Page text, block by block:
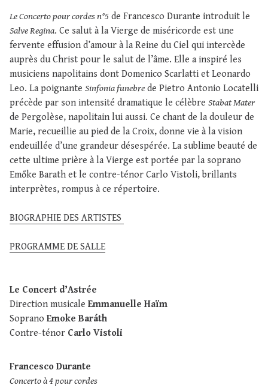
Le Concerto pour cordes n°5 de Francesco Durante introduit le
Salve Regina. Ce salut à la Vierge de miséricorde est une
fervente effusion d’amour à la Reine du Ciel qui intercède
auprès du Christ pour le salut de l’âme. Elle a inspiré les
musiciens napolitains dont Domenico Scarlatti et Leonardo
Leo. La poignante Sinfonia funebre de Pietro Antonio Locatelli
précède par son intensité dramatique le célèbre Stabat Mater
de Pergolèse, napolitain lui aussi. Ce chant de la douleur de
Marie, recueillie au pied de la Croix, donne vie à la vision
endeuillée d’une grandeur désespérée. La sublime beauté de
cette ultime prière à la Vierge est portée par la soprano
Emőke Barath et le contre-ténor Carlo Vistoli, brillants
interprètes, rompus à ce répertoire.
BIOGRAPHIE DES ARTISTES
PROGRAMME DE SALLE
Le Concert d’Astrée
Direction musicale Emmanuelle Haïm
Soprano Emoke Baráth
Contre-ténor Carlo Vistoli
Francesco Durante
Concerto à 4 pour cordes